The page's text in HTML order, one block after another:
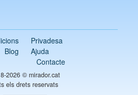
Privadesa
Blog
Ajuda
Contacte
2026 © mirador.cat
els drets reservats